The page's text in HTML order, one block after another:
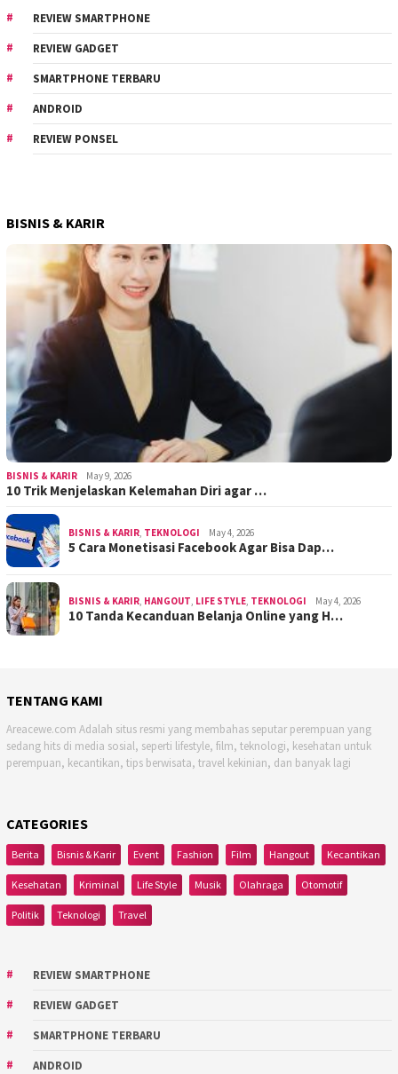
REVIEW SMARTPHONE
REVIEW GADGET
SMARTPHONE TERBARU
ANDROID
REVIEW PONSEL
BISNIS & KARIR
BISNIS & KARIR May 9, 2026
10 Trik Menjelaskan Kelemahan Diri agar …
BISNIS & KARIR, TEKNOLOGI May 4, 2026
5 Cara Monetisasi Facebook Agar Bisa Dap…
BISNIS & KARIR, HANGOUT, LIFE STYLE, TEKNOLOGI May 4, 2026
10 Tanda Kecanduan Belanja Online yang H…
TENTANG KAMI
Areacewe.com Adalah situs resmi yang membahas seputar perempuan yang
sedang hits di media sosial, seperti lifestyle, film, teknologi, kesehatan untuk
perempuan, kecantikan, tips berwisata, travel kekinian, dan banyak lagi
CATEGORIES
Berita Bisnis & Karir Event Fashion Film Hangout Kecantikan
Kesehatan Kriminal Life Style Musik Olahraga Otomotif
Politik Teknologi Travel
REVIEW SMARTPHONE
REVIEW GADGET
SMARTPHONE TERBARU
ANDROID